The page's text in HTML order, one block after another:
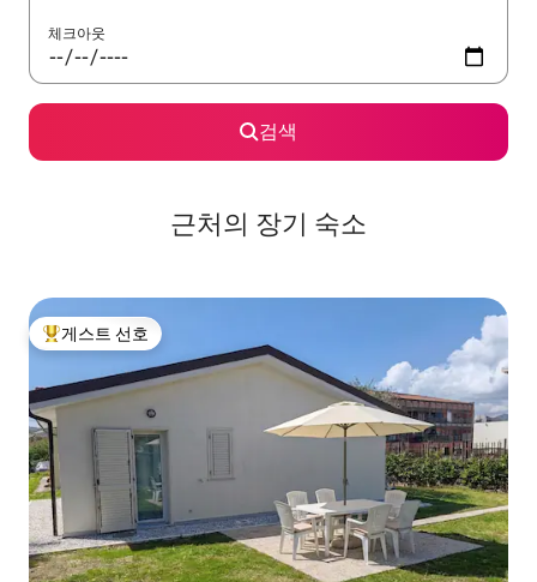
체크아웃
검색
근처의 장기 숙소
상위 게스트 선호
게스트 선호